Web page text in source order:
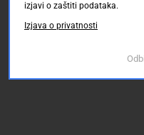
izjavi o zaštiti podataka.
Izjava o privatnosti